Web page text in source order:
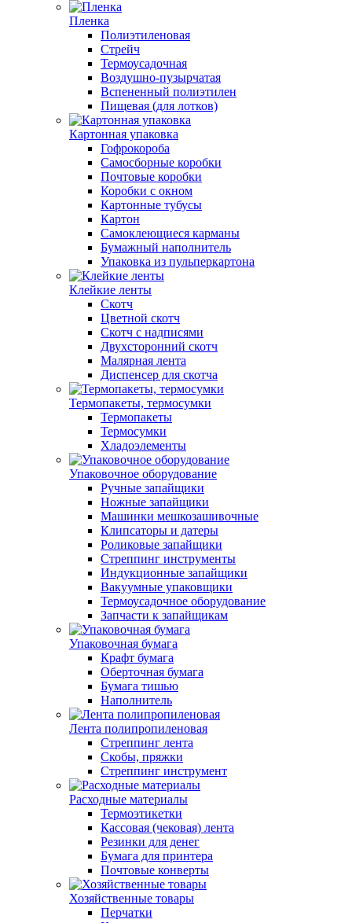
Пленка
Полиэтиленовая
Стрейч
Термоусадочная
Воздушно-пузырчатая
Вспененный полиэтилен
Пищевая (для лотков)
Картонная упаковка
Гофрокороба
Самосборные коробки
Почтовые коробки
Коробки с окном
Картонные тубусы
Картон
Самоклеющиеся карманы
Бумажный наполнитель
Упаковка из пульперкартона
Клейкие ленты
Скотч
Цветной скотч
Скотч с надписями
Двухсторонний скотч
Малярная лента
Диспенсер для скотча
Термопакеты, термосумки
Термопакеты
Термосумки
Хладоэлементы
Упаковочное оборудование
Ручные запайщики
Ножные запайщики
Машинки мешкозашивочные
Клипсаторы и датеры
Роликовые запайщики
Стреппинг инструменты
Индукционные запайщики
Вакуумные упаковщики
Термоусадочное оборудование
Запчасти к запайщикам
Упаковочная бумага
Крафт бумага
Оберточная бумага
Бумага тишью
Наполнитель
Лента полипропиленовая
Стреппинг лента
Скобы, пряжки
Стреппинг инструмент
Расходные материалы
Термоэтикетки
Кассовая (чековая) лента
Резинки для денег
Бумага для принтера
Почтовые конверты
Хозяйственные товары
Перчатки